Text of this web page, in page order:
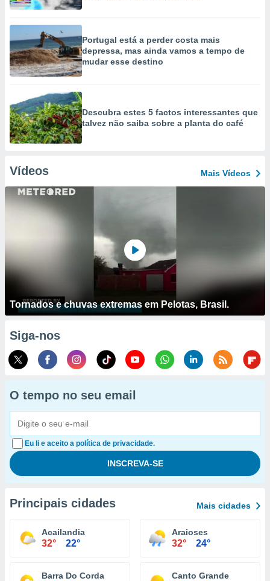
Portugal está a perder costa mais
depressa, mas ainda vamos a tempo de
mudar esse destino
Descubra estes 5 factos interessantes que
talvez não saiba sobre a planta do café
Vídeos Mais Vídeos
Tornados e chuvas extremas em Pelotas, Brasil.
Siga-nos
O tempo no seu email
Eu li e aceito a política de privacidade.
Principais cidades Mais cidades
Acailandia
32° 22°
Araioses
32° 24°
Barra Do Corda Canto Grande